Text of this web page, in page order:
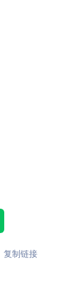
复制链接